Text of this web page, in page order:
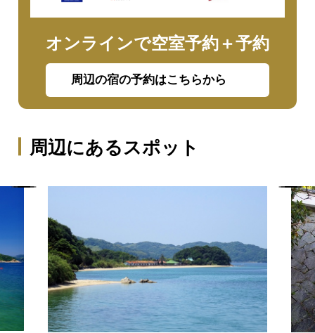
オンラインで空室予約＋予約
周辺の宿の予約はこちらから
周辺にあるスポット